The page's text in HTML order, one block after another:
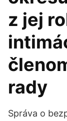
z jej
rady
Správa o